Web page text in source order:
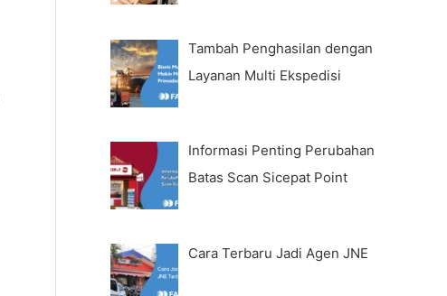
Tambah Penghasilan dengan
Layanan Multi Ekspedisi
Informasi Penting Perubahan
Batas Scan Sicepat Point
Cara Terbaru Jadi Agen JNE